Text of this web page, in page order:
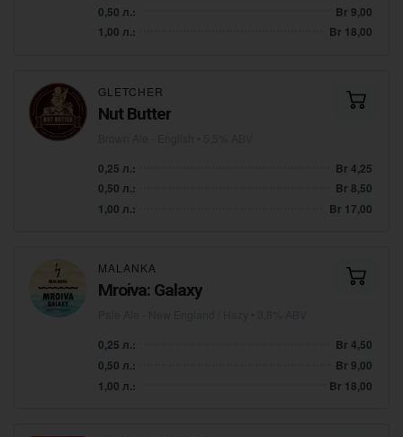
0,50 л.:
Br 9,00
1,00 л.:
Br 18,00
GLETCHER
Nut Butter
0,25 л.:
Br 4,25
0,50 л.:
Br 8,50
1,00 л.:
Br 17,00
MALANKA
Mroiva: Galaxy
0,25 л.:
Br 4,50
0,50 л.:
Br 9,00
1,00 л.:
Br 18,00